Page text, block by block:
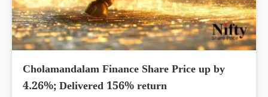
Cholamandalam Finance Share Price up by
4.26%; Delivered 156% return